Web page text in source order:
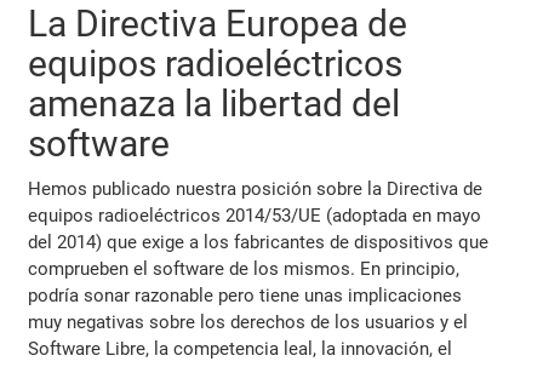
La Directiva Europea de
equipos radioeléctricos
amenaza la libertad del
software
Hemos publicado nuestra posición sobre la Directiva de
equipos radioeléctricos 2014/53/UE (adoptada en mayo
del 2014) que exige a los fabricantes de dispositivos que
comprueben el software de los mismos. En principio,
podría sonar razonable pero tiene unas implicaciones
muy negativas sobre los derechos de los usuarios y el
Software Libre, la competencia leal, la innovación, el